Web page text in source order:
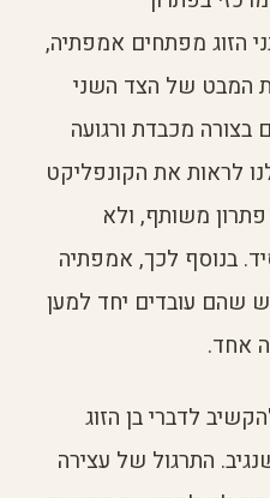
הזוג מפתחים אמפתיה,
המבט של הצד השני
בצורה מכבדת ורגועה
לראות את הקונפליקט
משותף, ולא
בנוסף לכך, אמפתיה
שהם עובדים יחד למען
אחד.
לדברי בן הזוג
התרגול של עצירה